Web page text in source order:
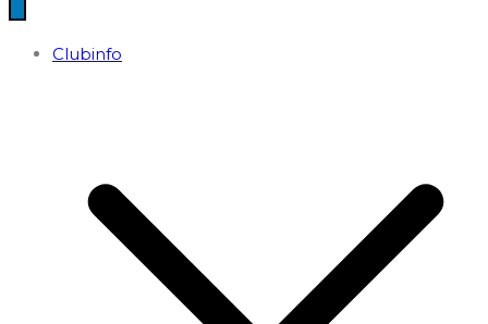
Clubinfo